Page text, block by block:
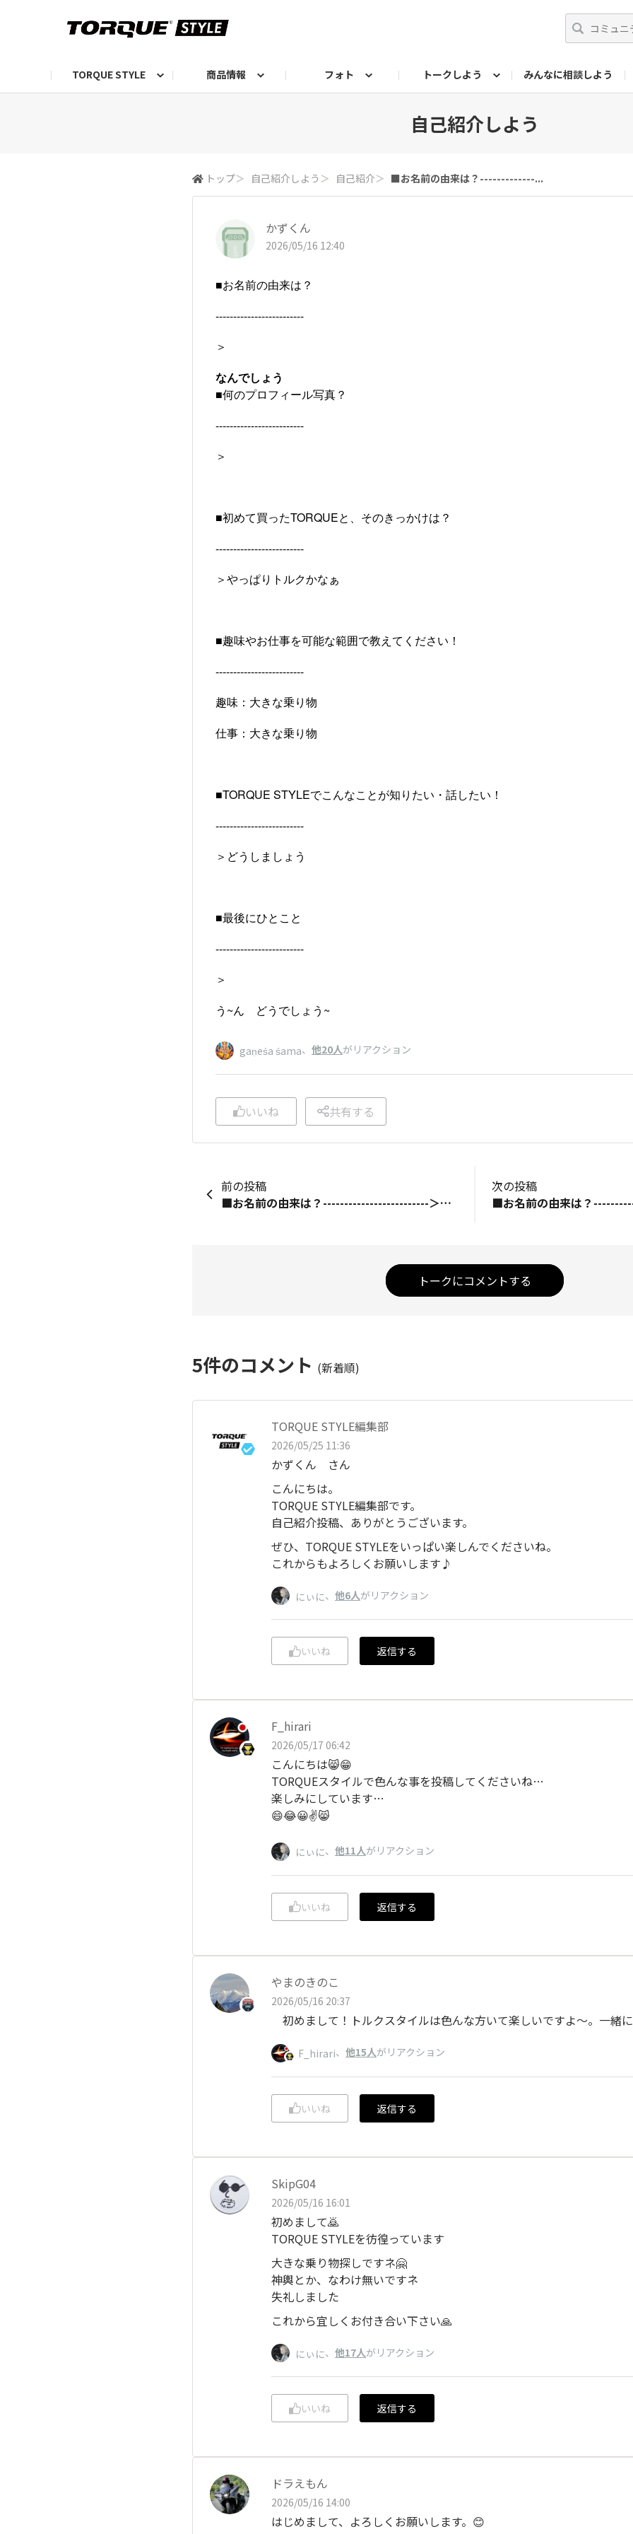
TORQUE STYLE 商品情報 フォト トークしよう みんなに相談しよう
自己紹介しよう
トップ＞ 自己紹介しよう ＞ 自己紹介＞ ■お名前の由来は？-------------...
かずくん
2026/05/16 12:40
■お名前の由来は？
-------------------------
＞
なんでしょう
■何のプロフィール写真？
-------------------------
＞
■初めて買ったTORQUEと、そのきっかけは？
-------------------------
＞やっぱりトルクかなぁ
■趣味やお仕事を可能な範囲で教えてください！
-------------------------
趣味：大きな乗り物
仕事：大きな乗り物
■TORQUE STYLEでこんなことが知りたい・話したい！
-------------------------
＞どうしましょう
■最後にひとこと
-------------------------
＞
う~ん どうでしょう~
gaṇeśa śama、 他20人がリアクション
いいね 共有する
前の投稿
■お名前の由来は？-------------------------＞地元の武将です。（安直）(笑)■何のプロフィール写真？-------------------------＞ミッフィー■初めて買ったTORQUEと、そのきっかけは？-------------------------＞G04かな？Gショック携帯から使っていたので。■趣味やお仕事を可能な範囲で教えてください！-------------------------趣味：漫画、買い物、浮世絵鑑賞仕事：博物館やら図書館やら■TORQUE STYLEでこんなことが知りたい・話したい！-------------------------＞素人なので、裏技を教えてください！！■最後にひとこと-------------------------＞G07を持つまでこのサイトは使ってなかったのですが、スクリーンショットの質問をしたら、皆様凄く優しく教えて下さって…それから、毎日何回も覗いて書き込みまでするようになりました！！(笑)宜しくお願い致します！！
次の投稿
トークにコメントする
5件のコメント (新着順)
TORQUE STYLE編集部
2026/05/25 11:36
かずくん さん
こんにちは。
TORQUE STYLE編集部です。
自己紹介投稿、ありがとうございます。
ぜひ、TORQUE STYLEをいっぱい楽しんでくださいね。
これからもよろしくお願いします♪
にぃに、 他6人がリアクション
いいね 返信する
F_hirari
2026/05/17 06:42
こんにちは😸😁
TORQUEスタイルで色んな事を投稿してくださいね…
楽しみにしています…
😄😂😀✌️😸
にぃに、 他11人がリアクション
いいね 返信する
やまのきのこ
2026/05/16 20:37
初めまして！トルクスタイルは色んな方いて楽しいですよ～。一緒
F_hirari、 他15人がリアクション
いいね 返信する
SkipG04
2026/05/16 16:01
初めまして🙇
TORQUE STYLEを彷徨っています
大きな乗り物探しですネ🤗
神輿とか、なわけ無いですネ
失礼しました
これから宜しくお付き合い下さい🙏
にぃに、 他17人がリアクション
いいね 返信する
ドラえもん
2026/05/16 14:00
はじめまして、よろしくお願いします。😊